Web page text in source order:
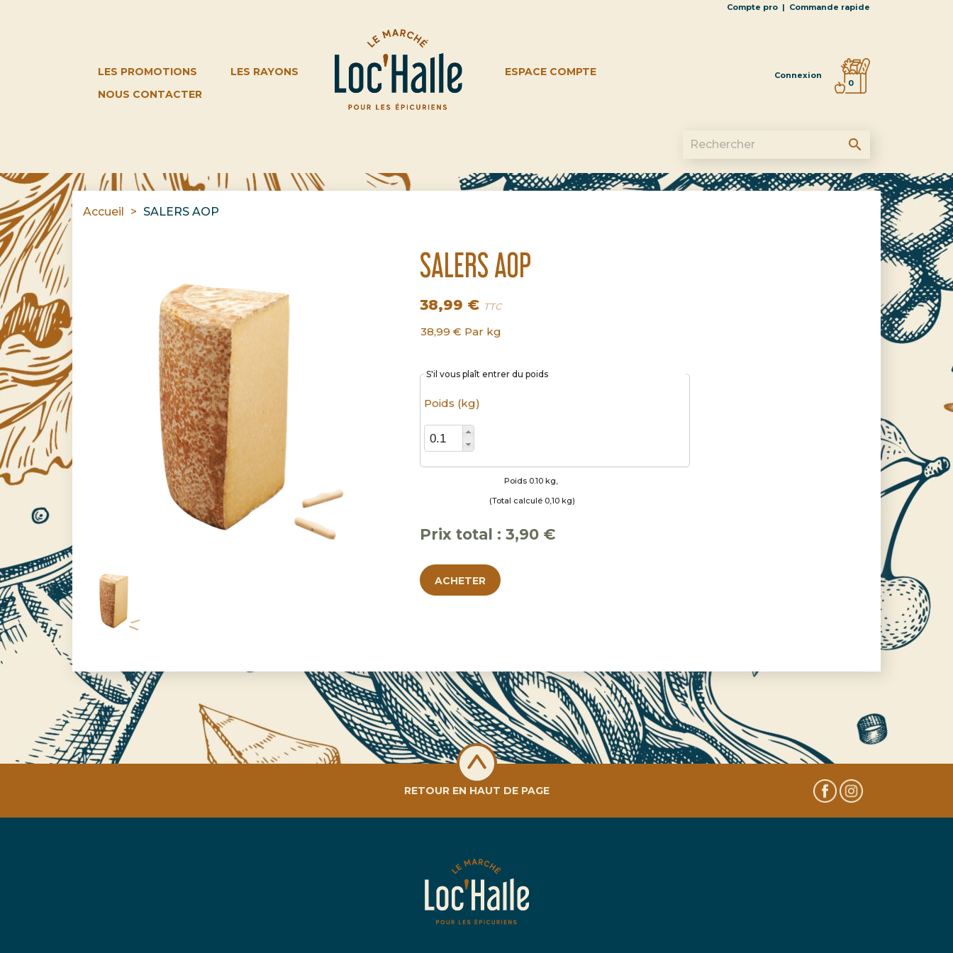
Compte pro | Commande rapide
LES PROMOTIONS LES RAYONS
ESPACE COMPTE
NOUS CONTACTER
Connexion
0
search
Accueil SALERS AOP
SALERS AOP
38,99 € TTC
38,99 € Par kg
S'il vous plaît entrer du poids
Poids (kg)
Poids 0.10 kg,
(Total calculé 0,10 kg)
Prix ​​total : 3,90 €
ACHETER
RETOUR EN HAUT DE PAGE